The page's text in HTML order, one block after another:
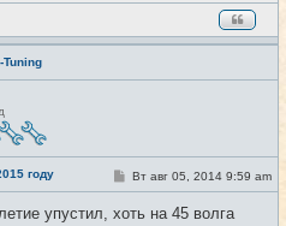
Tuning
году #9
С
о
б
Вт авг 05, 2014 9:59 am
упустил, хоть на 45 волга